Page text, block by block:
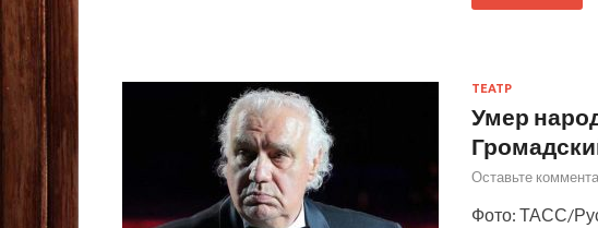
ТЕАТР
Умер
Оставьте
Фото: ТАСС/